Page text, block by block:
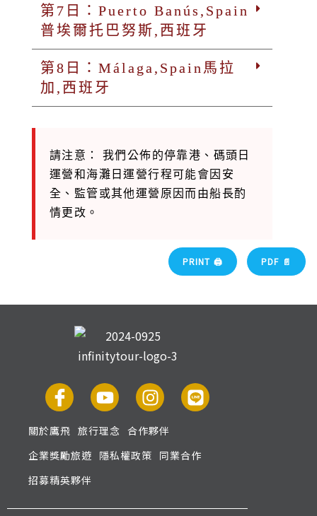
第7日：Puerto Banús,Spain
普埃爾托巴努斯,西班牙
第8日：Málaga,Spain馬拉
加,西班牙
請注意： 我們公佈的停靠港、碼頭日
運營和海灘日運營行程可能會因安
全、監管或其他運營原因而由船長酌
情更改。
PRINT 🖨 PDF 📄
關於鷹飛 旅行理念 合作夥伴
企業獎勵旅遊 隱私權政策 同業合作
招募精英夥伴